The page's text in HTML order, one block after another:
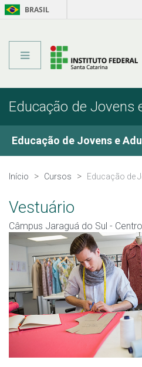
BRASIL
Educação de Jovens
Educação de Jovens e
Cursos Técnicos
Graduação
Qualificação Profissional
Pós-graduação
Educação a Distância
Educação de Jovens e Adultos
Transferências e retornos
Início Cursos Educação de
Vestuário
Câmpus Jaraguá do Sul - Centro